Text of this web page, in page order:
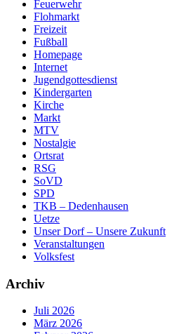
Feuerwehr
Flohmarkt
Freizeit
Fußball
Homepage
Internet
Jugendgottesdienst
Kindergarten
Kirche
Markt
MTV
Nostalgie
Ortsrat
RSG
SoVD
SPD
TKB – Dedenhausen
Uetze
Unser Dorf – Unsere Zukunft
Veranstaltungen
Volksfest
Archiv
Juli 2026
März 2026